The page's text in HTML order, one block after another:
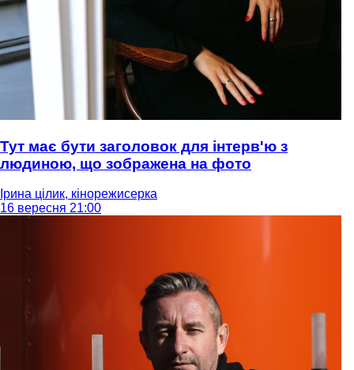
Тут має бути заголовок для інтерв'ю з
людиною, що зображена на фото
Ірина цілик, кінорежисерка
16 вересня 21:00